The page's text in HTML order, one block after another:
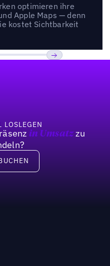
optimieren ihre
Apple Maps — denn
kostet Sichtbarkeit
LOSLEGEN
in Umsatzzu